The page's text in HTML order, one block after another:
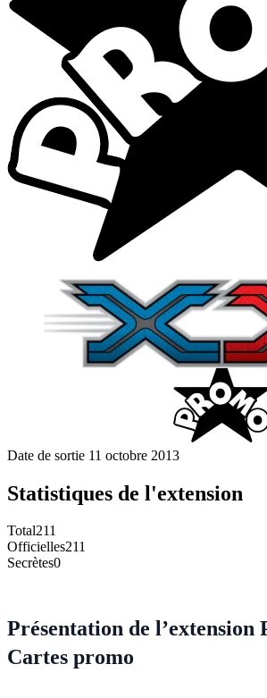
Date de sortie 11 octobre 2013
Statistiques de l'extension
Total211
Officielles211
Secrètes0
Présentation de l’extension
Cartes promo